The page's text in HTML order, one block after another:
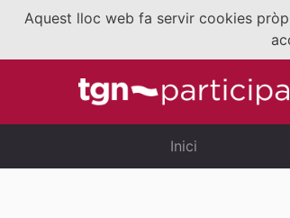
Aquest lloc web fa servir cookies
Inici